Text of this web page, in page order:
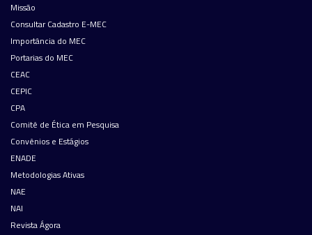
Missão
Consultar Cadastro E-MEC
Importância do MEC
Portarias do MEC
CEAC
CEPIC
CPA
Comitê de Ética em Pesquisa
Convênios e Estágios
ENADE
Metodologias Ativas
NAE
NAI
Revista Ágora